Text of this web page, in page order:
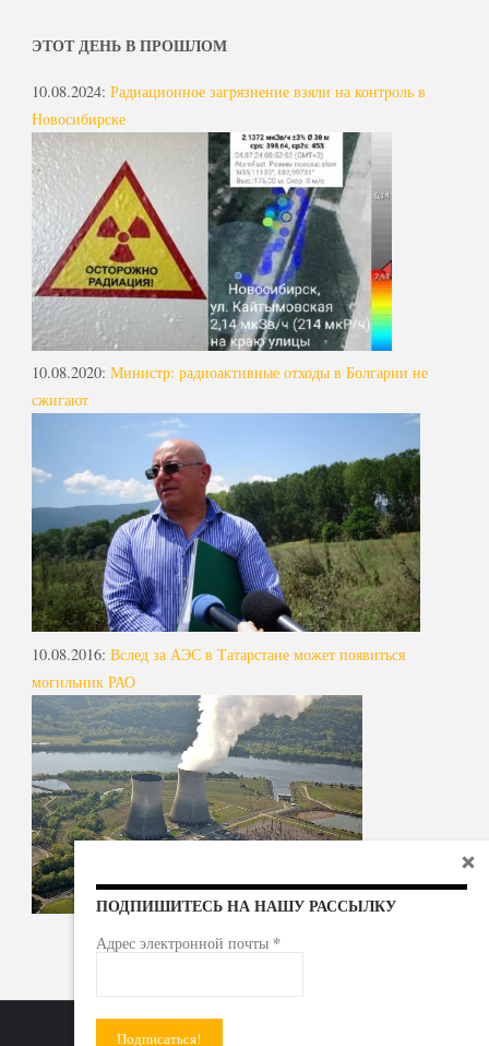
ЭТОТ ДЕНЬ В ПРОШЛОМ
10.08.2024: Радиационное загрязнение взяли на контроль в
Новосибирске
10.08.2020: Министр: радиоактивные отходы в Болгарии не
сжигают
10.08.2016: Вслед за АЭС в Татарстане может появиться
могильник РАО
ПОДПИШИТЕСЬ НА НАШУ РАССЫЛКУ
Адрес электронной почты *